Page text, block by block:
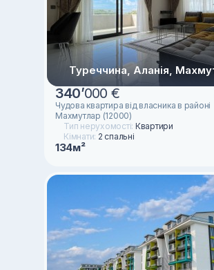
Туреччина, Аланія,
340’000 €
Чудова квартира від власника в районі
Махмутлар (12000)
Тип нерухомості: Квартири
Кімнати: 2 спальні
134м²